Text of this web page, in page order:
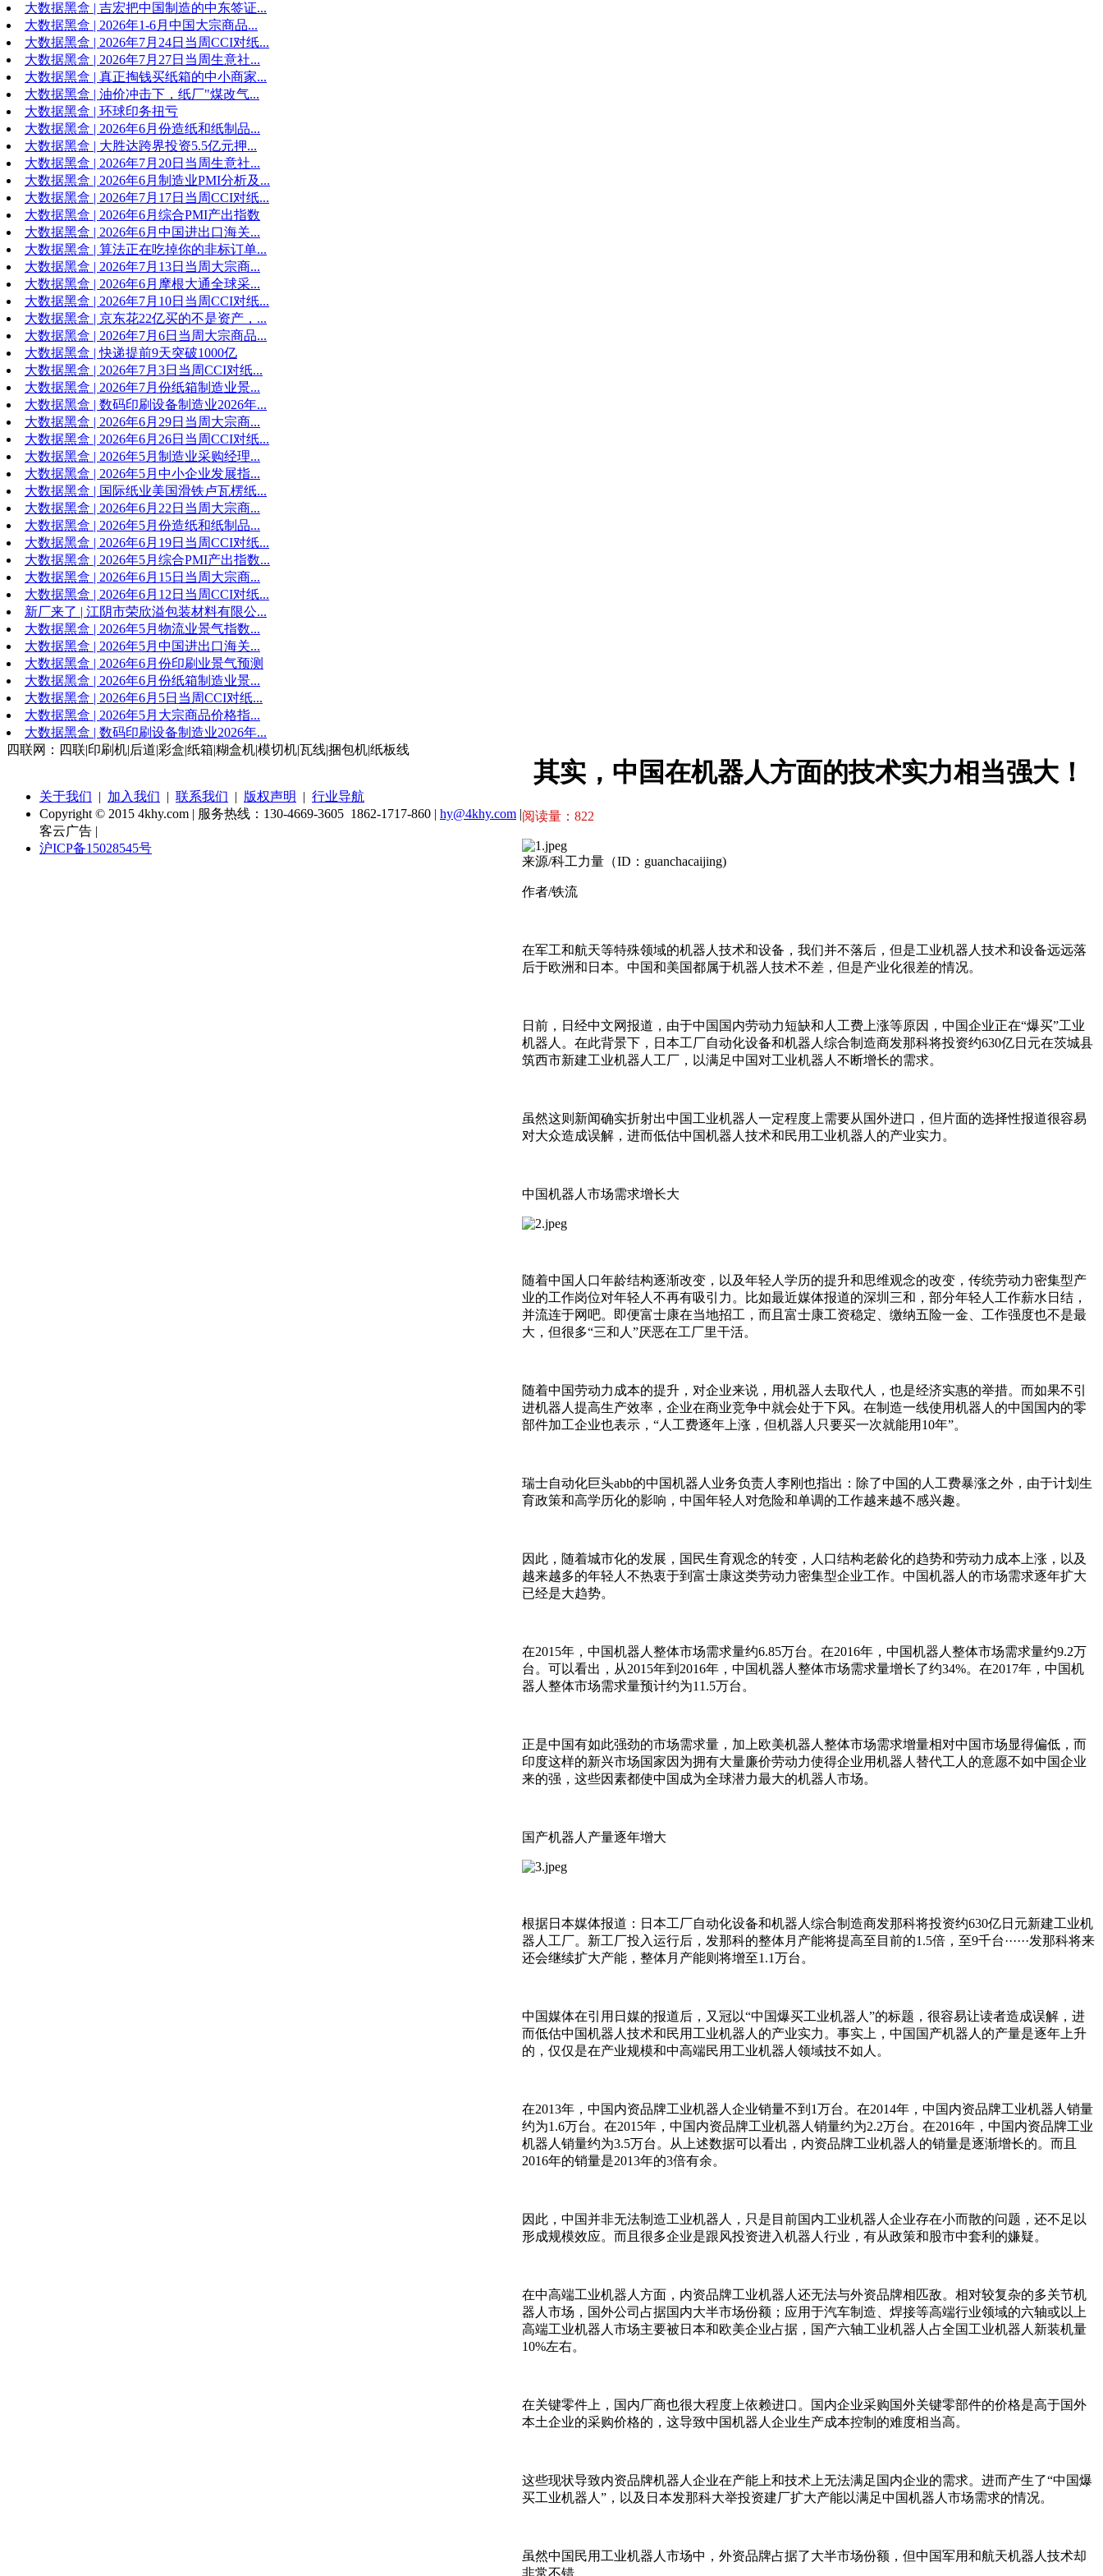
大数据黑盒 | 吉宏把中国制造的中东签证...
大数据黑盒 | 2026年1-6月中国大宗商品...
大数据黑盒 | 2026年7月24日当周CCI对纸...
大数据黑盒 | 2026年7月27日当周生意社...
大数据黑盒 | 真正掏钱买纸箱的中小商家...
大数据黑盒 | 油价冲击下，纸厂"煤改气...
大数据黑盒 | 环球印务扭亏
大数据黑盒 | 2026年6月份造纸和纸制品...
大数据黑盒 | 大胜达跨界投资5.5亿元押...
大数据黑盒 | 2026年7月20日当周生意社...
大数据黑盒 | 2026年6月制造业PMI分析及...
大数据黑盒 | 2026年7月17日当周CCI对纸...
大数据黑盒 | 2026年6月综合PMI产出指数
大数据黑盒 | 2026年6月中国进出口海关...
大数据黑盒 | 算法正在吃掉你的非标订单...
大数据黑盒 | 2026年7月13日当周大宗商...
大数据黑盒 | 2026年6月摩根大通全球采...
大数据黑盒 | 2026年7月10日当周CCI对纸...
大数据黑盒 | 京东花22亿买的不是资产，...
大数据黑盒 | 2026年7月6日当周大宗商品...
大数据黑盒 | 快递提前9天突破1000亿
大数据黑盒 | 2026年7月3日当周CCI对纸...
大数据黑盒 | 2026年7月份纸箱制造业景...
大数据黑盒 | 数码印刷设备制造业2026年...
大数据黑盒 | 2026年6月29日当周大宗商...
大数据黑盒 | 2026年6月26日当周CCI对纸...
大数据黑盒 | 2026年5月制造业采购经理...
大数据黑盒 | 2026年5月中小企业发展指...
大数据黑盒 | 国际纸业美国滑铁卢瓦楞纸...
大数据黑盒 | 2026年6月22日当周大宗商...
大数据黑盒 | 2026年5月份造纸和纸制品...
大数据黑盒 | 2026年6月19日当周CCI对纸...
大数据黑盒 | 2026年5月综合PMI产出指数...
大数据黑盒 | 2026年6月15日当周大宗商...
大数据黑盒 | 2026年6月12日当周CCI对纸...
新厂来了 | 江阴市荣欣溢包装材料有限公...
大数据黑盒 | 2026年5月物流业景气指数...
大数据黑盒 | 2026年5月中国进出口海关...
大数据黑盒 | 2026年6月份印刷业景气预测
大数据黑盒 | 2026年6月份纸箱制造业景...
大数据黑盒 | 2026年6月5日当周CCI对纸...
大数据黑盒 | 2026年5月大宗商品价格指...
大数据黑盒 | 数码印刷设备制造业2026年...
其实，中国在机器人方面的技术实力相当强大！
阅读量： 822
来源/科工力量（ID：guanchacaijing)
作者/铁流
在军工和航天等特殊领域的机器人技术和设备，我们并不落后，但是工业机器人技术和设备远远落
后于欧洲和日本。中国和美国都属于机器人技术不差，但是产业化很差的情况。
日前，日经中文网报道，由于中国国内劳动力短缺和人工费上涨等原因，中国企业正在“爆买”工业
机器人。在此背景下，日本工厂自动化设备和机器人综合制造商发那科将投资约630亿日元在茨城县
筑西市新建工业机器人工厂，以满足中国对工业机器人不断增长的需求。
虽然这则新闻确实折射出中国工业机器人一定程度上需要从国外进口，但片面的选择性报道很容易
对大众造成误解，进而低估中国机器人技术和民用工业机器人的产业实力。
中国机器人市场需求增长大
随着中国人口年龄结构逐渐改变，以及年轻人学历的提升和思维观念的改变，传统劳动力密集型产
业的工作岗位对年轻人不再有吸引力。比如最近媒体报道的深圳三和，部分年轻人工作薪水日结，
并流连于网吧。即便富士康在当地招工，而且富士康工资稳定、缴纳五险一金、工作强度也不是最
大，但很多“三和人”厌恶在工厂里干活。
随着中国劳动力成本的提升，对企业来说，用机器人去取代人，也是经济实惠的举措。而如果不引
进机器人提高生产效率，企业在商业竞争中就会处于下风。在制造一线使用机器人的中国国内的零
部件加工企业也表示，“人工费逐年上涨，但机器人只要买一次就能用10年”。
瑞士自动化巨头abb的中国机器人业务负责人李刚也指出：除了中国的人工费暴涨之外，由于计划生
育政策和高学历化的影响，中国年轻人对危险和单调的工作越来越不感兴趣。
因此，随着城市化的发展，国民生育观念的转变，人口结构老龄化的趋势和劳动力成本上涨，以及
越来越多的年轻人不热衷于到富士康这类劳动力密集型企业工作。中国机器人的市场需求逐年扩大
已经是大趋势。
在2015年，中国机器人整体市场需求量约6.85万台。在2016年，中国机器人整体市场需求量约9.2万
台。可以看出，从2015年到2016年，中国机器人整体市场需求量增长了约34%。在2017年，中国机
器人整体市场需求量预计约为11.5万台。
正是中国有如此强劲的市场需求量，加上欧美机器人整体市场需求增量相对中国市场显得偏低，而
印度这样的新兴市场国家因为拥有大量廉价劳动力使得企业用机器人替代工人的意愿不如中国企业
来的强，这些因素都使中国成为全球潜力最大的机器人市场。
国产机器人产量逐年增大
根据日本媒体报道：日本工厂自动化设备和机器人综合制造商发那科将投资约630亿日元新建工业机
器人工厂。新工厂投入运行后，发那科的整体月产能将提高至目前的1.5倍，至9千台······发那科将来
还会继续扩大产能，整体月产能则将增至1.1万台。
中国媒体在引用日媒的报道后，又冠以“中国爆买工业机器人”的标题，很容易让读者造成误解，进
而低估中国机器人技术和民用工业机器人的产业实力。事实上，中国国产机器人的产量是逐年上升
的，仅仅是在产业规模和中高端民用工业机器人领域技不如人。
在2013年，中国内资品牌工业机器人企业销量不到1万台。在2014年，中国内资品牌工业机器人销量
约为1.6万台。在2015年，中国内资品牌工业机器人销量约为2.2万台。在2016年，中国内资品牌工业
机器人销量约为3.5万台。从上述数据可以看出，内资品牌工业机器人的销量是逐渐增长的。而且
2016年的销量是2013年的3倍有余。
因此，中国并非无法制造工业机器人，只是目前国内工业机器人企业存在小而散的问题，还不足以
形成规模效应。而且很多企业是跟风投资进入机器人行业，有从政策和股市中套利的嫌疑。
在中高端工业机器人方面，内资品牌工业机器人还无法与外资品牌相匹敌。相对较复杂的多关节机
器人市场，国外公司占据国内大半市场份额；应用于汽车制造、焊接等高端行业领域的六轴或以上
高端工业机器人市场主要被日本和欧美企业占据，国产六轴工业机器人占全国工业机器人新装机量
10%左右。
在关键零件上，国内厂商也很大程度上依赖进口。国内企业采购国外关键零部件的价格是高于国外
本土企业的采购价格的，这导致中国机器人企业生产成本控制的难度相当高。
这些现状导致内资品牌机器人企业在产能上和技术上无法满足国内企业的需求。进而产生了“中国爆
买工业机器人”，以及日本发那科大举投资建厂扩大产能以满足中国机器人市场需求的情况。
虽然中国民用工业机器人市场中，外资品牌占据了大半市场份额，但中国军用和航天机器人技术却
四联网：四联|印刷机|后道|彩盒|纸箱|糊盒机|模切机|瓦线|捆包机|纸板线
关于我们 | 加入我们 | 联系我们 | 版权声明 | 行业导航
Copyright © 2015 4khy.com | 服务热线：130-4669-3605 1862-1717-860 | hy@4khy.com |
客云广告 |
沪ICP备15028545号